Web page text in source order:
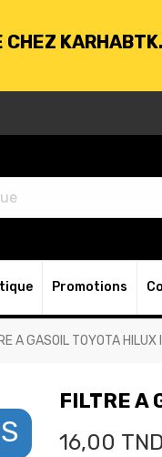
CHEZ
À PARTIR DE
CHEZ
À PARTIR DE
Promotions
A GASOIL TOYOTA
FILTRE A
16,00 TND